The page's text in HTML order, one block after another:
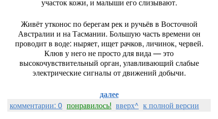
Живётутконоспоберегамреки ручьёв в Восточной
Австралии и наТасмании. Большуючастьвремени он
проводитв воде: ныряет, ищетрачков, личинок, червей.
Клюв унегонепростодлявида— это
высокочувствительный орган, улавливающий слабые
электрическиесигналыотдвижений добычи.
далее
комментарии: 0 понравилось! вверх^ к полной версии